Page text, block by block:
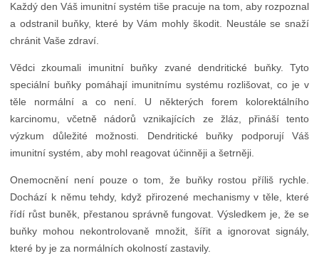
Každý den Váš imunitní systém tiše pracuje na tom, aby rozpoznal
a odstranil buňky, které by Vám mohly škodit. Neustále se snaží
chránit Vaše zdraví.
Vědci zkoumali imunitní buňky zvané dendritické buňky. Tyto
speciální buňky pomáhají imunitnímu systému rozlišovat, co je v
těle normální a co není. U některých forem kolorektálního
karcinomu, včetně nádorů vznikajících ze žláz, přináší tento
výzkum důležité možnosti. Dendritické buňky podporují Váš
imunitní systém, aby mohl reagovat účinněji a šetrněji.
Onemocnění není pouze o tom, že buňky rostou příliš rychle.
Dochází k němu tehdy, když přirozené mechanismy v těle, které
řídí růst buněk, přestanou správně fungovat. Výsledkem je, že se
buňky mohou nekontrolovaně množit, šířit a ignorovat signály,
které by je za normálních okolností zastavily.